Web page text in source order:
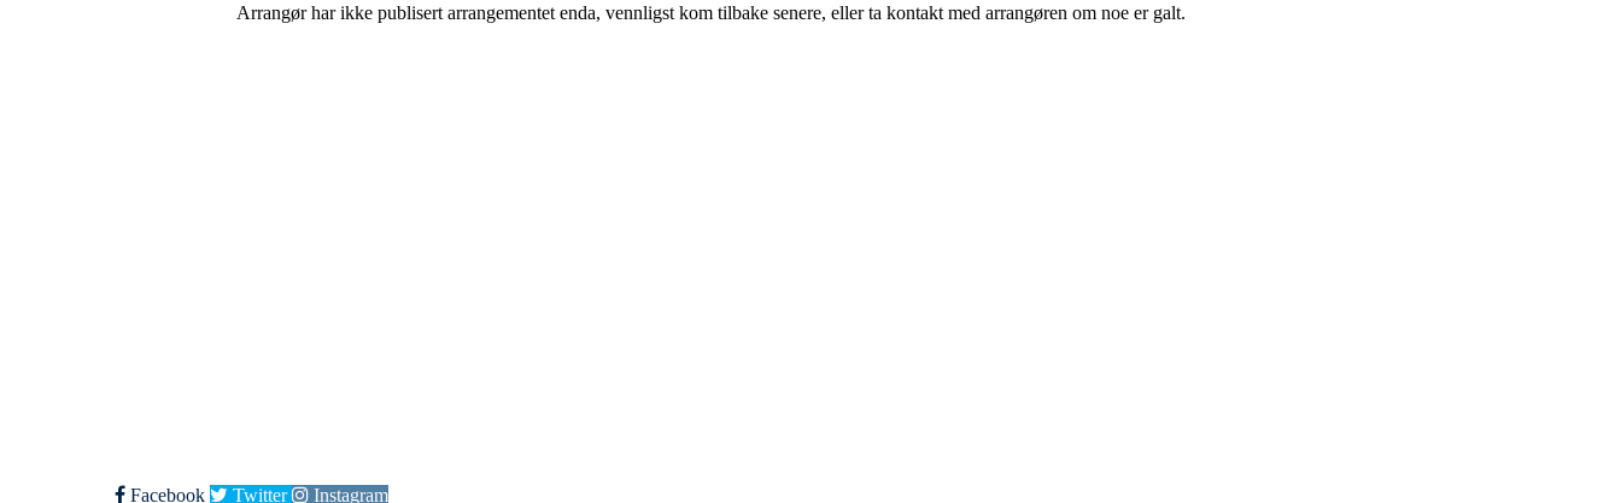
Arrangør har ikke publisert arrangementet enda, vennligst kom tilbake senere, eller ta kontakt med arrangøren om noe er galt.
Facebook Twitter Instagram